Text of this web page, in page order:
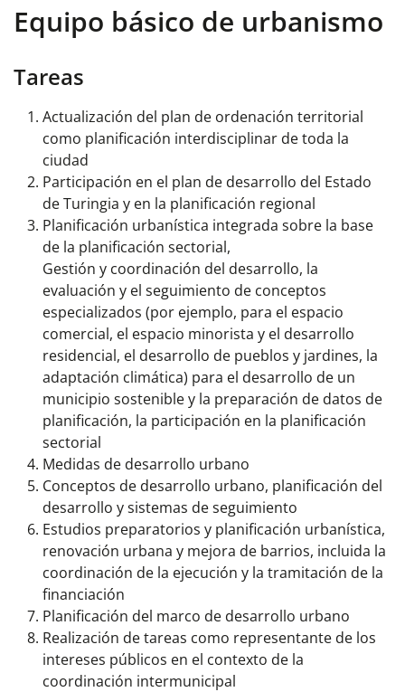
Equipo básico de urbanismo
Tareas
Actualización del plan de ordenación territorial
como planificación interdisciplinar de toda la
ciudad
Participación en el plan de desarrollo del Estado
de Turingia y en la planificación regional
Planificación urbanística integrada sobre la base
de la planificación sectorial,
Gestión y coordinación del desarrollo, la
evaluación y el seguimiento de conceptos
especializados (por ejemplo, para el espacio
comercial, el espacio minorista y el desarrollo
residencial, el desarrollo de pueblos y jardines, la
adaptación climática) para el desarrollo de un
municipio sostenibley la preparación de datos de
planificación, la participación en la planificación
sectorial
Medidas de desarrollo urbano
Conceptos de desarrollo urbano, planificación del
desarrollo y sistemas de seguimiento
Estudios preparatorios y planificación urbanística,
renovación urbana y mejora de barrios, incluida la
coordinación de la ejecución y la tramitación de la
financiación
Planificación del marco de desarrollo urbano
Realización de tareas como representante de los
intereses públicos en el contexto de la
coordinación intermunicipal